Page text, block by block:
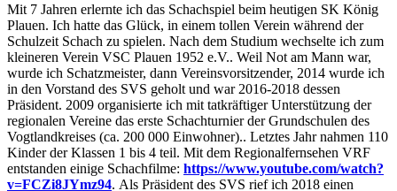
Mit 7 Jahren erlernte ich das Schachspiel beim heutigen SK König
Plauen. Ich hatte das Glück, in einem tollen Verein während der
Schulzeit Schach zu spielen. Nach dem Studium wechselte ich zum
kleineren Verein VSC Plauen 1952 e.V.. Weil Not am Mann war,
wurde ich Schatzmeister, dann Vereinsvorsitzender, 2014 wurde ich
in den Vorstand des SVS geholt und war 2016-2018 dessen
Präsident. 2009 organisierte ich mit tatkräftiger Unterstützung der
regionalen Vereine das erste Schachturnier der Grundschulen des
Vogtlandkreises (ca. 200 000 Einwohner).. Letztes Jahr nahmen 110
Kinder der Klassen 1 bis 4 teil. Mit dem Regionalfernsehen VRF
entstanden einige Schachfilme: https://www.youtube.com/watch?
v=FCZi8JYmz94. Als Präsident des SVS rief ich 2018 einen